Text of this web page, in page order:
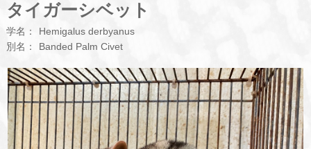
タイガーシベット
学名：
Hemigalus derbyanus
別名：
Banded Palm Civet